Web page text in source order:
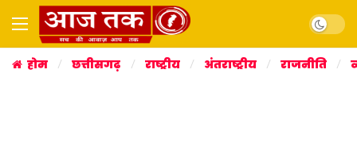
Dark
होम छत्तीसगढ़ राष्ट्रीय अंतराष्ट्रीय राजनीति